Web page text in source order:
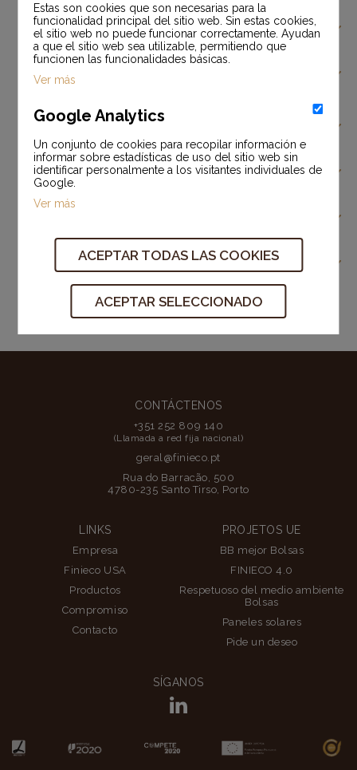
Estas son cookies que son necesarias para la
funcionalidad principal del sitio web. Sin estas cookies,
el sitio web no puede funcionar correctamente. Ayudan
a que el sitio web sea utilizable, permitiendo que
funcionen las funcionalidades básicas.
Ver más
Google Analytics
Un conjunto de cookies para recopilar información e
informar sobre estadísticas de uso del sitio web sin
identificar personalmente a los visitantes individuales de
Google.
Ver más
ACEPTAR TODAS LAS COOKIES
ACEPTAR SELECCIONADO
3. ¿Cómo puedo conseguir productos FINIECO?
personalizadas?
5. ¿Cómo elijo la bolsa de papel adecuada para mi
6. ¿Por qué debería elegir bolsas de papel?
7. ¿Cómo se pueden utilizar las bolsas de papel como
8. ¿Existe cantidad mínima de pedido?
CONTÁCTENOS
+351 252 809 140
(Llamada a red fija nacional)
geral@finieco.pt
Rua do Barracão, 500
4780-235 Santo Tirso, Porto
LINKS
Empresa
Finieco USA
Productos
Compromiso
Contacto
PROJETOS UE
BB mejor Bolsas
FINIECO 4.0
Respetuoso del medio ambiente
Bolsas
Paneles solares
Pide un deseo
SÍGANOS